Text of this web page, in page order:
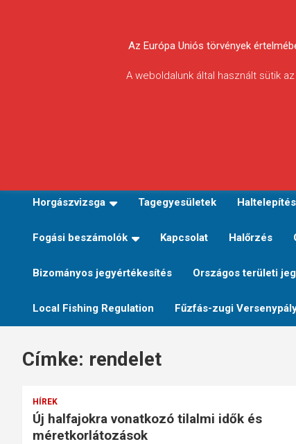
Körösvidéki Horgász
Egyesületek
Horgászvizsga Tagegyesületek
Fogási beszámolók Kapcsolat Halőrzés
Bizományos jegyértékesítés Országos területi
Local Fishing Regulation Fűzfás-zugi
Címke: rendelet
HÍREK
Új halfajokra vonatkozó tilalmi idők és
méretkorlátozások
Az Európa Uniós törvények
A weboldalunk által használt sütik